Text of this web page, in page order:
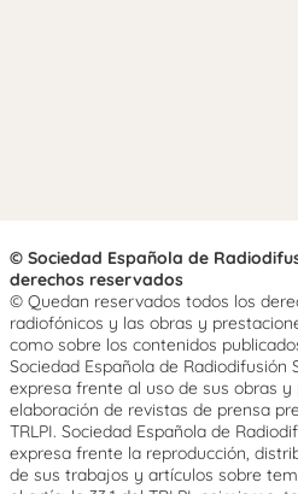
© Sociedad Española de
derechos reservados
© Quedan reservados todos los
radiofónicos y las obras y
como sobre los contenidos
Sociedad Española de Radiodifusión
expresa frente al uso de sus obras
elaboración de revistas de prensa
TRLPI. Sociedad Española de
expresa frente la reproducción,
de sus trabajos y artículos sobre